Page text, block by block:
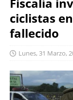
ciclistas
fallecido
Lunes, 31 Marzo,